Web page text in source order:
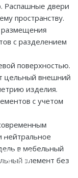
Распашные двери
пространству.
размещения
с разделением
поверхностью.
цельный внешний
изделия.
с учетом
в мебельный
элемент без
отправить его
Ваши